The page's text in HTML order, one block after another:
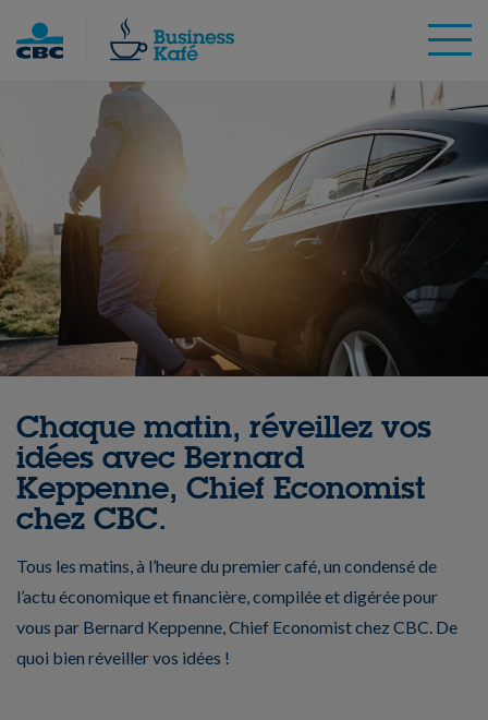
Chaque matin, réveillez vos
idées avec Bernard
Keppenne, Chief Economist
chez CBC.
Tous les matins, à l’heure du premier café, un condensé de
l’actu économique et financière, compilée et digérée pour
vous par Bernard Keppenne, Chief Economist chez CBC. De
quoi bien réveiller vos idées !